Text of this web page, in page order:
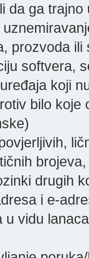
da ga trajno
prozvoda
softvera,
koji
bilo
drugih
i e-
u vidu